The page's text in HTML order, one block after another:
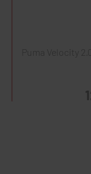
Puma Velocity